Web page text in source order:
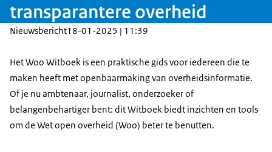
transparantere overheid
Nieuwsbericht18-01-2025 | 11:39
Het Woo Witboek is een praktische gids voor iedereen die te
maken heeft met openbaarmaking van overheidsinformatie.
Of je nu ambtenaar, journalist, onderzoeker of
belangenbehartiger bent: dit Witboek biedt inzichten en tools
om de Wet open overheid (Woo) beter te benutten.